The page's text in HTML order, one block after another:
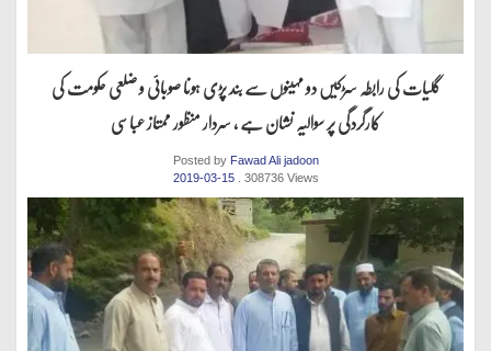
گلیات کی رابطہ سڑکیں دو مہینوں سے بند پڑی ہونا صوبائی و ضلعی حکومت کی
کارگردگی پر سوالیہ نشان ہے ، سردار منظور ممتاز عباسی
Posted by Fawad Ali jadoon
2019-03-15 . 308736 Views